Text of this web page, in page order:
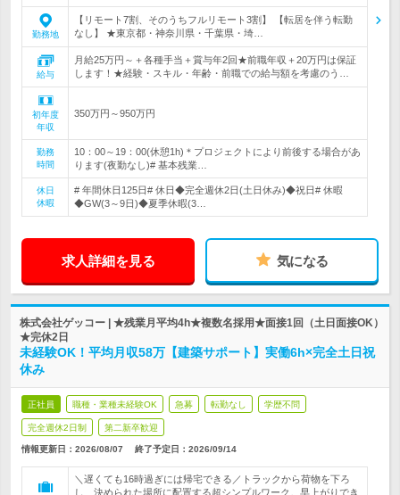
勤務地
【リモート7割、そのうちフルリモート3割】 【転居を伴う転勤
なし】 ★東京都・神奈川県・千葉県・埼…
給与
月給25万円～＋各種手当＋賞与年2回★前職年収＋20万円は保証
します！★経験・スキル・年齢・前職での給与額を考慮のう…
初年度
年収
350万円～950万円
勤務
時間
10：00～19：00(休憩1h)＊プロジェクトにより前後する場合があ
ります(夜勤なし)# 基本残業…
休日
休暇
# 年間休日125日# 休日◆完全週休2日(土日休み)◆祝日# 休暇
◆GW(3～9日)◆夏季休暇(3…
求人詳細を見る 気になる
株式会社ゲッコー | ★残業月平均4h★複数名採用★面接1回（土日面接OK）
★完休2日
未経験OK！平均月収58万【建築サポート】実働6h×完全土日祝
休み
正社員 職種・業種未経験OK 急募 転勤なし 学歴不問
完全週休2日制 第二新卒歓迎
情報更新日：2026/08/07 終了予定日： 2026/09/14
＼遅くても16時過ぎには帰宅できる／トラックから荷物を下ろ
し、決められた場所に配置する超シンプルワーク。早上がりでき